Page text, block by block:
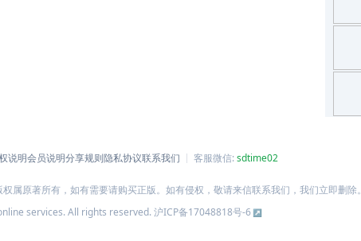
说明会员说明分享规则隐私协议联系我们 客服微信:sdtime02
属原著所有，如有需要请购买正版。如有侵权，敬请来信联系我们，我们立即删除。
services. All rights reserved.沪ICP备17048818号-6